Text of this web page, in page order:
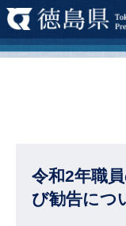
令和2年職
び勧告につ